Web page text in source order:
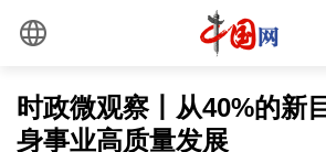
时政微观察丨从40%的新
身事业高质量发展